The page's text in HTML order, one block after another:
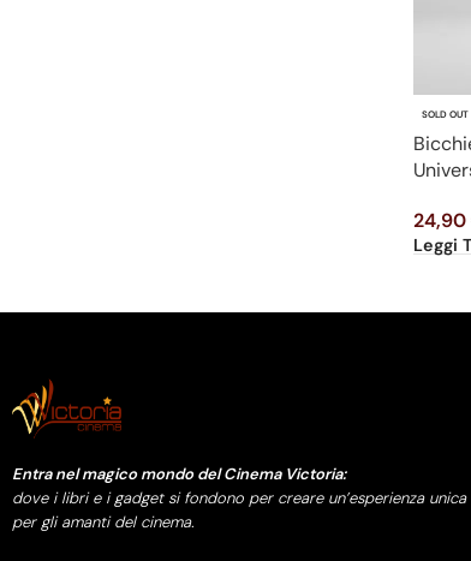
SOLD OUT
24,90
Leggi
Entra nel magico mondo del Cinema Victoria:
dove i libri e i gadget si fondono per creare un’esperienza unica
per gli amanti del cinema.